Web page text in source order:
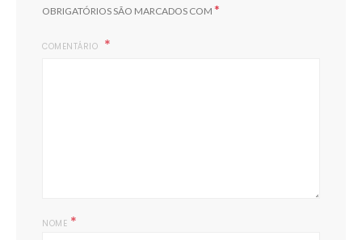
OBRIGATÓRIOS SÃO MARCADOS COM *
COMENTÁRIO
NOME *